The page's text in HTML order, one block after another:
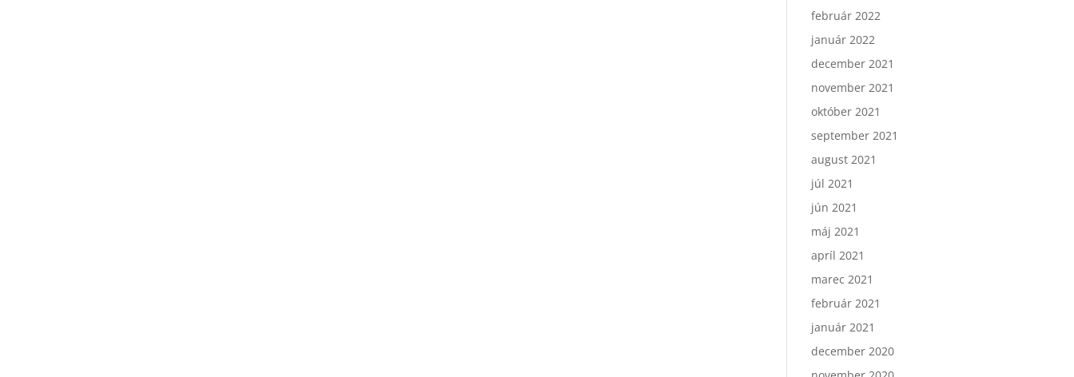
február 2022
január 2022
december 2021
november 2021
október 2021
september 2021
august 2021
júl 2021
jún 2021
máj 2021
apríl 2021
marec 2021
február 2021
január 2021
december 2020